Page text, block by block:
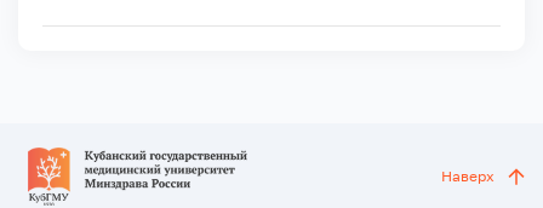
Наверх